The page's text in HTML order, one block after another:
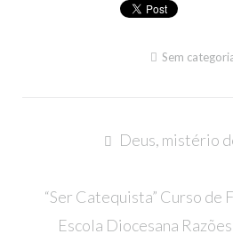
Sem
Navegação
artigos
Deus, mistério
“Ser Catequista” Curso de
Escola Diocesana